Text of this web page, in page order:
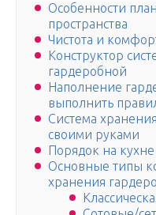
Особенности
пространства
Чистота и
Конструктор
гардеробной
Наполнение
выполнить
Система
своими руками
Порядок на кухне
Основные типы
хранения